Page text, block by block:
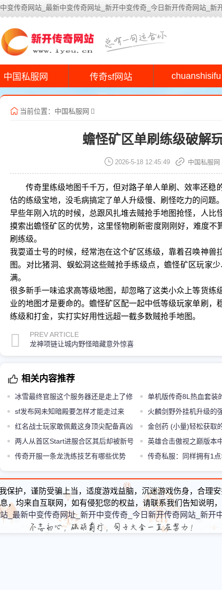
中变传奇网站_最新中变传奇网址_新开中变传奇_今日新开传奇网站_新
中国私服网 传奇sf网站 chuanshisifu
当前位置： 中国私服网
蟾怪矿区单刷练级破解
2026-5-18 12:45:49 中国私服网
传奇里练级地图千千万，但对路子单人单刷、效率还
估的练级宝地，没毛病搞定了单人升级慢、刷怪吃力的问题
早些年刚入坑的时候，总跟风扎堆去贼抢手地图抢怪，人
摸索出蟾怪矿区的优势，这里怪物刷新密度刚刚好，难度
刷练级。
我耍道士号的时候，经常泡在这个矿区练级，靠着召唤神
图。对比猪洞、蜈蚣洞这些贼抢手练级点，蟾怪矿区玩家
满。
很多新手一味追求高等级地图，却忽略了这类小众上等货
业的地图才是要命的。蟾怪矿区配一起中低等级玩家单刷
练级和打金，实打实好用性远超一截多数贼抢手地图。
PREV ARTICLE
龙神项链让城内野怪暗藏意外惊喜
相关内容推荐
冰雪最终官服这个服务器还是走上了修
仙之路！
单机版传奇8L热血套装
——体力值+60000
sf发布网未知暗殿要怎样才能走过来
火麟剑野外挂机升级的
红名战士玩家敢佩戴这身顶尖配备真凶
猛
金创药 (小量)轻松获取
两人从首区Start进服合区其后却被新号
伤自尊了
英雄合击傲视之巅版本
么用处
传奇开服一条龙洗练技艺有哪些优势
传奇私服：同样拥有1
道7和70%躲避怎么选
保护，谨防受骗上当，适度游戏益脑，沉迷游戏伤身，合理
，均来自互联网，如有侵犯您的权益，请联系我们告知说明
_最新中变传奇网址_新开中变传奇_今日新开传奇网站_新开